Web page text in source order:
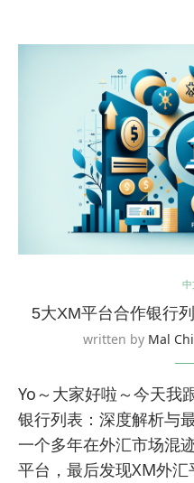
5大XM平台合作银行
written by Mal
Yo～大家好啦～今天我
银行列表：深度解析与
一个多年在外汇市场混
平台，最后发现XM外